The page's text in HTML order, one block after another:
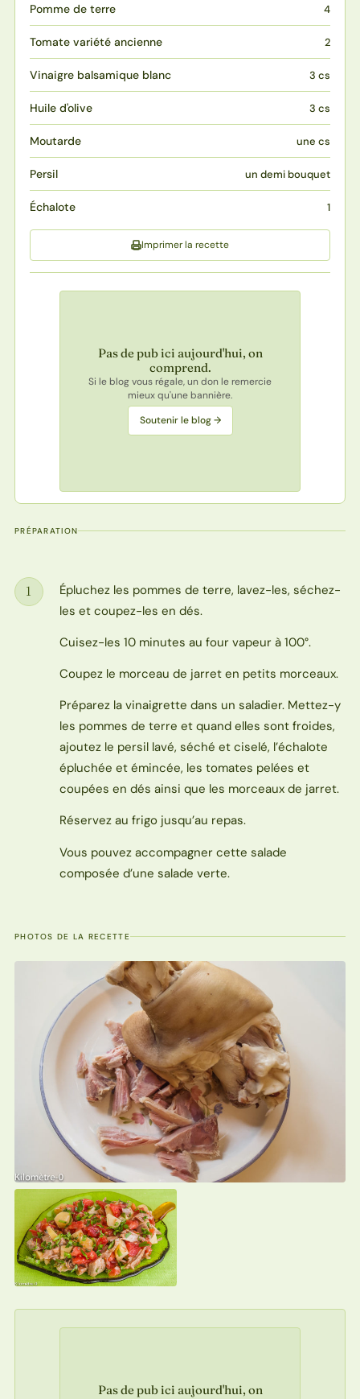
Pomme de terre 4
Tomate variété ancienne 2
Vinaigre balsamique blanc 3 cs
Huile d'olive 3 cs
Moutarde une cs
Persil un demi bouquet
Échalote 1
Imprimer la recette
Pas de pub ici aujourd'hui, on
comprend.
Si le blog vous régale, un don le remercie
mieux qu'une bannière.
Soutenir le blog →
PRÉPARATION
Étape
1
Épluchez les pommes de terre, lavez-les, séchez-
les et coupez-les en dés.
Cuisez-les 10 minutes au four vapeur à 100°.
Coupez le morceau de jarret en petits morceaux.
Préparez la vinaigrette dans un saladier. Mettez-y
les pommes de terre et quand elles sont froides,
ajoutez le persil lavé, séché et ciselé, l’échalote
épluchée et émincée, les tomates pelées et
coupées en dés ainsi que les morceaux de jarret.
Réservez au frigo jusqu’au repas.
Vous pouvez accompagner cette salade
composée d’une salade verte.
PHOTOS DE LA RECETTE
Pas de pub ici aujourd'hui, on